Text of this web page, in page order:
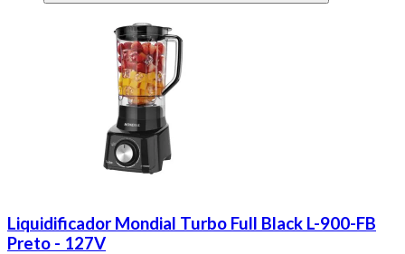
Liquidificador Mondial Turbo Full Black L-900-FB
Preto - 127V